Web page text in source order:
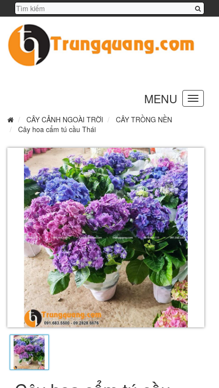
Toggle
navigation
MENU
CÂY CẢNH NGOÀI TRỜI
CÂY TRỒNG NỀN
Cây hoa cẩm tú cầu Thái